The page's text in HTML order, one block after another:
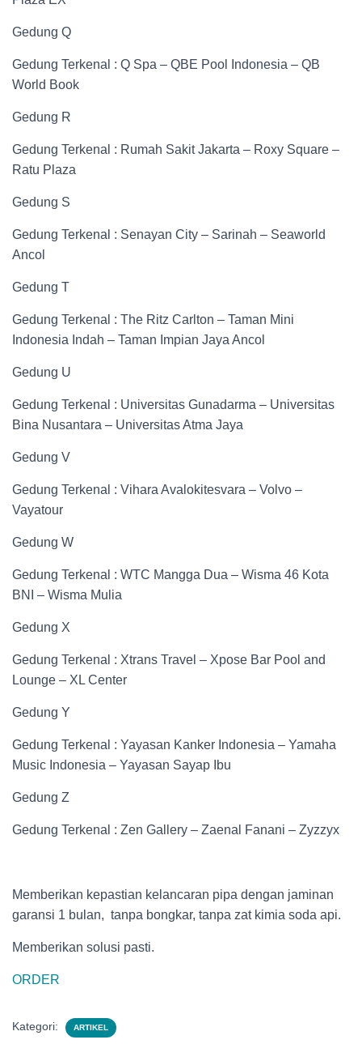
Gedung Q
Gedung Terkenal : Q Spa – QBE Pool Indonesia – QB
World Book
Gedung R
Gedung Terkenal : Rumah Sakit Jakarta – Roxy Square –
Ratu Plaza
Gedung S
Gedung Terkenal : Senayan City – Sarinah – Seaworld
Ancol
Gedung T
Gedung Terkenal : The Ritz Carlton – Taman Mini
Indonesia Indah – Taman Impian Jaya Ancol
Gedung U
Gedung Terkenal : Universitas Gunadarma – Universitas
Bina Nusantara – Universitas Atma Jaya
Gedung V
Gedung Terkenal : Vihara Avalokitesvara – Volvo –
Vayatour
Gedung W
Gedung Terkenal : WTC Mangga Dua – Wisma 46 Kota
BNI – Wisma Mulia
Gedung X
Gedung Terkenal : Xtrans Travel – Xpose Bar Pool and
Lounge – XL Center
Gedung Y
Gedung Terkenal : Yayasan Kanker Indonesia – Yamaha
Music Indonesia – Yayasan Sayap Ibu
Gedung Z
Gedung Terkenal : Zen Gallery – Zaenal Fanani – Zyzzyx
Memberikan kepastian kelancaran pipa dengan jaminan
garansi 1 bulan, tanpa bongkar, tanpa zat kimia soda api.
Memberikan solusi pasti.
ORDER
Kategori: ARTIKEL